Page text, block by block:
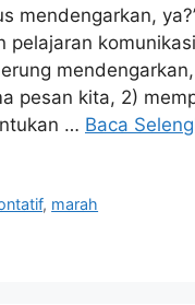
mendengarkan,
pelajaran
pesan kita, 2)
… Baca
, marah